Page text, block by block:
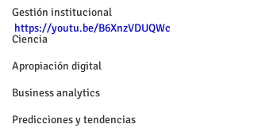
Gestión institucional
Ciencia
Apropiación digital
Business analytics
Predicciones y tendencias
https://youtu.be/B6XnzVDUQWc